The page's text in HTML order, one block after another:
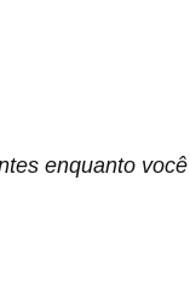
enquanto você